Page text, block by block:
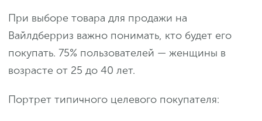
При выборе товара для продажи на
Вайлдберриз важно понимать, кто будет его
покупать. 75% пользователей — женщины в
возрасте от 25 до 40 лет.
Портрет типичного целевого покупателя: